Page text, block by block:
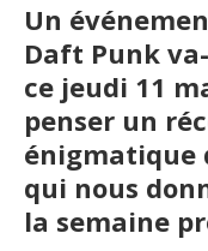
Un
Daft Punk
ce jeudi 11
penser un
énigmatique
qui nous
la semaine